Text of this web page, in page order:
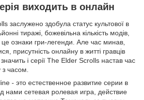
виходить в онлайн
заслужено здобула статус культової в
тиражі, божевільна кількість модів,
ознаки гри-легенди. Але час минав,
присутність онлайну в житті гравців
і серії The Elder Scrolls настав час
з часом.
- это естественное развитие серии в
нами сетевая ролевая игра, действие